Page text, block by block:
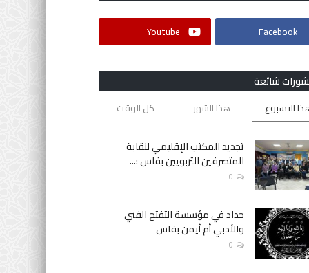
Facebook
Youtube
شائعة
الاسبوع هذا الشهر كل الوقت
تجديد المكتب الإقليمي لنقابة
المتصرفين التربويين بفاس :...
0
حداد في مؤسسة التفتح الفني
والأدبي أم أيمن بفاس
0